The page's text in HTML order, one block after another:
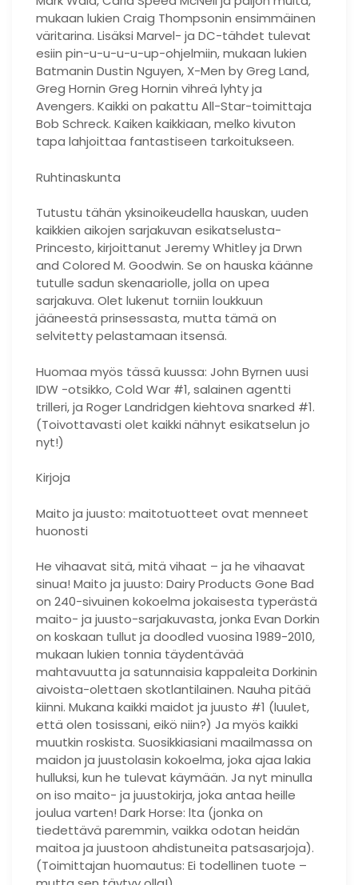
mukaan lukien Craig Thompsonin ensimmäinen
väritarina. Lisäksi Marvel- ja DC-tähdet tulevat
esiin pin-u-u-u-u-up-ohjelmiin, mukaan lukien
Batmanin Dustin Nguyen, X-Men by Greg Land,
Greg Hornin Greg Hornin vihreä lyhty ja
Avengers. Kaikki on pakattu All-Star-toimittaja
Bob Schreck. Kaiken kaikkiaan, melko kivuton
tapa lahjoittaa fantastiseen tarkoitukseen.
Ruhtinaskunta
Tutustu tähän yksinoikeudella hauskan, uuden
kaikkien aikojen sarjakuvan esikatselusta-
Princesto, kirjoittanut Jeremy Whitley ja Drwn
and Colored M. Goodwin. Se on hauska käänne
tutulle sadun skenaariolle, jolla on upea
sarjakuva. Olet lukenut torniin loukkuun
jääneestä prinsessasta, mutta tämä on
selvitetty pelastamaan itsensä.
Huomaa myös tässä kuussa: John Byrnen uusi
IDW -otsikko, Cold War #1, salainen agentti
trilleri, ja Roger Landridgen kiehtova snarked #1.
(Toivottavasti olet kaikki nähnyt esikatselun jo
nyt!)
Kirjoja
Maito ja juusto: maitotuotteet ovat menneet
huonosti
He vihaavat sitä, mitä vihaat – ja he vihaavat
sinua! Maito ja juusto: Dairy Products Gone Bad
on 240-sivuinen kokoelma jokaisesta typerästä
maito- ja juusto-sarjakuvasta, jonka Evan Dorkin
on koskaan tullut ja doodled vuosina 1989-2010,
mukaan lukien tonnia täydentävää
mahtavuutta ja satunnaisia ​​kappaleita Dorkinin
aivoista-olettaen skotlantilainen. Nauha pitää
kiinni. Mukana kaikki maidot ja juusto #1 (luulet,
että olen tosissani, eikö niin?) Ja myös kaikki
muutkin roskista. Suosikkiasiani maailmassa on
maidon ja juustolasin kokoelma, joka ajaa lakia
hulluksi, kun he tulevat käymään. Ja nyt minulla
on iso maito- ja juustokirja, joka antaa heille
joulua varten! Dark Horse: lta (jonka on
tiedettävä paremmin, vaikka odotan heidän
maitoa ja juustoon ahdistuneita patsasarjoja).
(Toimittajan huomautus: Ei todellinen tuote –